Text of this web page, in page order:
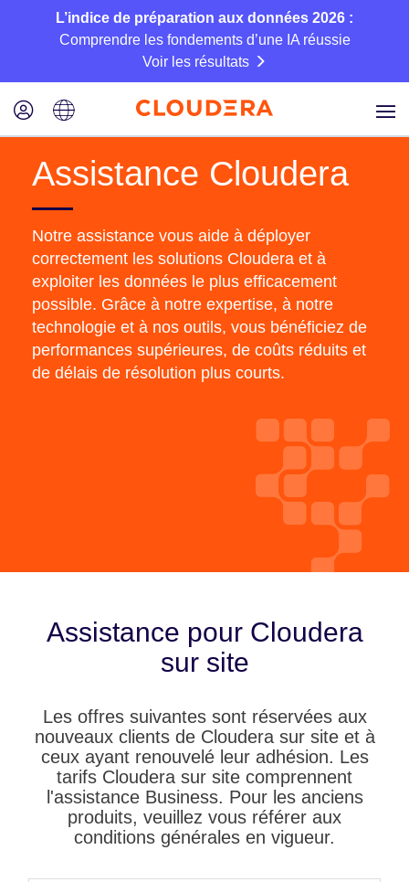
L’indice de préparation aux données 2026 :
Comprendre les fondements d’une IA réussie
Voir les résultats
Assistance Cloudera
Notre assistance vous aide à déployer
correctement les solutions Cloudera et à
exploiter les données le plus efficacement
possible. Grâce à notre expertise, à notre
technologie et à nos outils, vous bénéficiez de
performances supérieures, de coûts réduits et
de délais de résolution plus courts.
Assistance pour Cloudera
sur site
Les offres suivantes sont réservées aux
nouveaux clients de Cloudera sur site et à
ceux ayant renouvelé leur adhésion. Les
tarifs Cloudera sur site comprennent
l'assistance Business. Pour les anciens
produits, veuillez vous référer aux
conditions générales en vigueur.